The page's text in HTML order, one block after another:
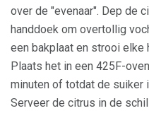
over de "evenaar". Dep de
handdoek om overtollig
een bakplaat en strooi elke
Plaats het in een 425F-
minuten of totdat de suiker
Serveer de citrus in de